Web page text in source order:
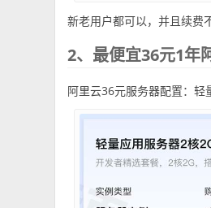
新老用户都可以，并且续费
2、最便宜36元1年
阿里云36元服务器配置：轻